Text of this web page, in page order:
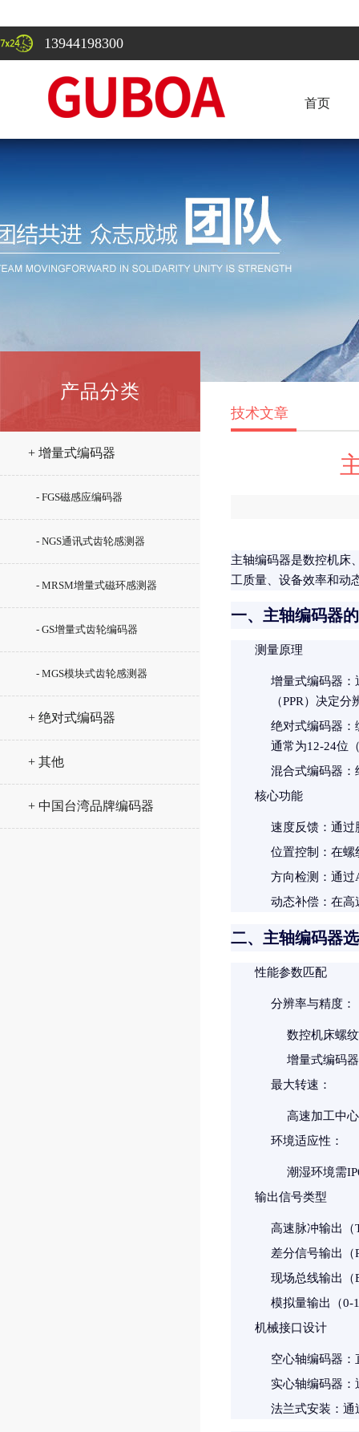
13944198300
首页
产品分类
+ 增量式编码器
- FGS磁感应编码器
- NGS通讯式齿轮感测器
- MRSM增量式磁环感测器
- GS增量式齿轮编码器
- MGS模块式齿轮感测器
+ 绝对式编码器
+ 其他
+ 中国台湾品牌编码器
技术文章
主轴编码器是数控机床
工质量、设备效率和动
一、主轴编码器
测量原理
增量式编码器
（PPR）决定
绝对式编码器
通常为12-24位
混合式编码器
核心功能
速度反馈 ：通
位置控制
：在
方向检测 ：通
动态补偿 ：在
二、主轴编码器
性能参数匹配
分辨率与精度 ：
数控机床螺
增量式编码
最大转速 ：
高速加工中
环境适应性 ：
潮湿环境需
输出信号类型
高速脉冲输出（
差分信号输出（
现场总线输出（
模拟量输出（0-
机械接口设计
空心轴编码器
实心轴编码器
法兰式安装 ：